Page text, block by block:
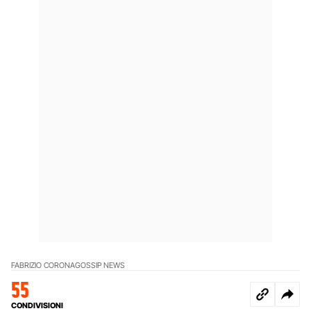
FABRIZIO CORONAGOSSIP NEWS
55
CONDIVISIONI